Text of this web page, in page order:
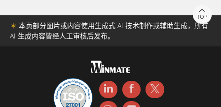
TOP
＊ 本页部分图片或内容使用生成式 AI 技术制作或辅助生成，所有
AI 生成内容皆经人工审核后发布。